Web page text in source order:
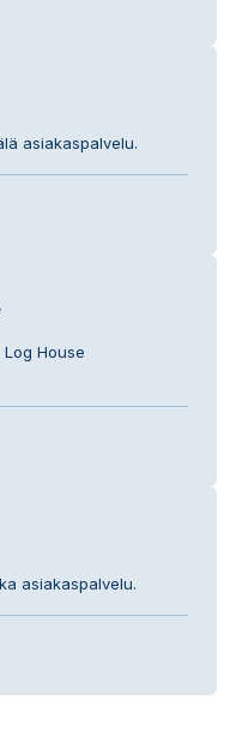
asiakaspalvelu.
House
asiakaspalvelu.